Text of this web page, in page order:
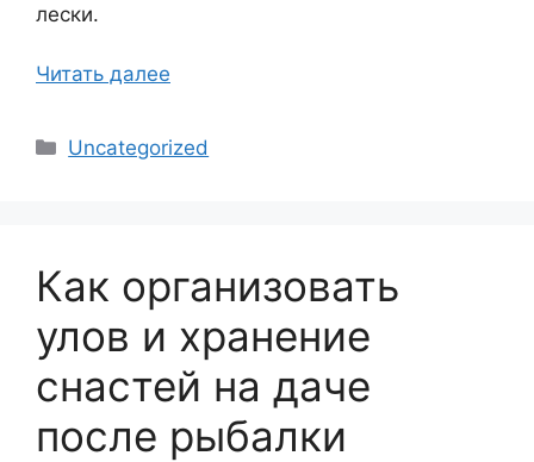
лески.
Читать далее
Рубрики
Uncategorized
Как организовать
улов и хранение
снастей на даче
после рыбалки